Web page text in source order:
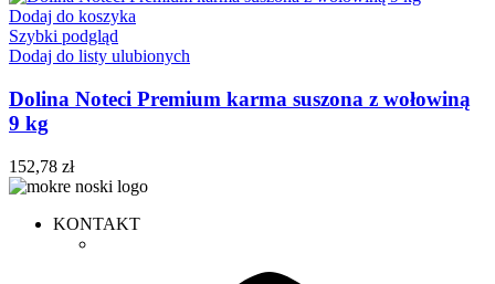
Dodaj do koszyka
Szybki podgląd
Dodaj do listy ulubionych
Dolina Noteci Premium karma suszona z wołowiną
9 kg
152,78 zł
KONTAKT